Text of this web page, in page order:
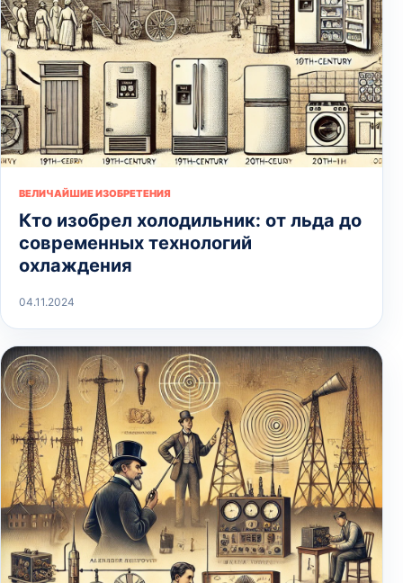
ВЕЛИЧАЙШИЕ ИЗОБРЕТЕНИЯ
Кто изобрел холодильник: от льда до
современных технологий
охлаждения
04.11.2024